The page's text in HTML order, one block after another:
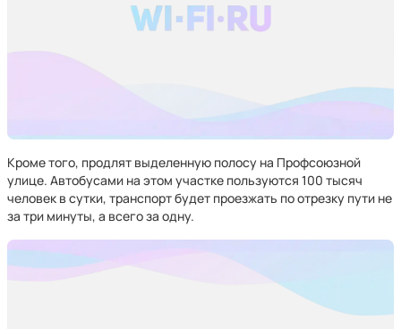
Кроме того, продлят выделенную полосу на Профсоюзной
улице. Автобусами на этом участке пользуются 100 тысяч
человек в сутки, транспорт будет проезжать по отрезку пути не
за три минуты, а всего за одну.